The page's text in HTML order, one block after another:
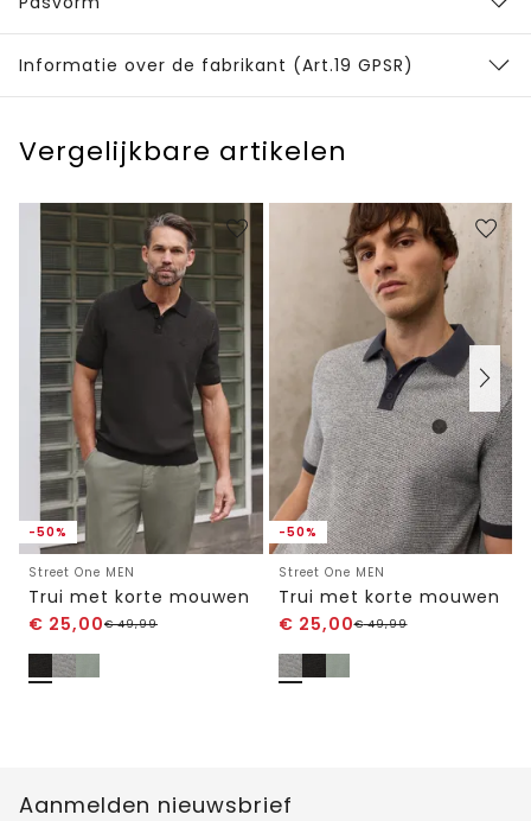
Informatie over de fabrikant (Art.19 GPSR)
Vergelijkbare artikelen
-50%
Street One MEN
Trui met korte mouwen
€ 25,00€49,99
-50%
Street One MEN
Trui met korte mouwen
€ 25,00€49,99
Aanmelden nieuwsbrief